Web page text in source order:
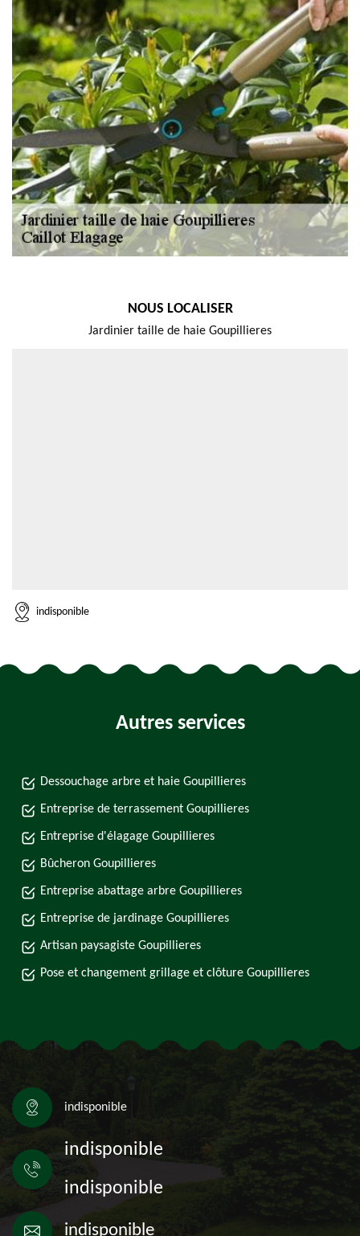
NOUS LOCALISER
Jardinier taille de haie Goupillieres
indisponible
Autres services
Dessouchage arbre et haie Goupillieres
Entreprise de terrassement Goupillieres
Entreprise d'élagage Goupillieres
Bûcheron Goupillieres
Entreprise abattage arbre Goupillieres
Entreprise de jardinage Goupillieres
Artisan paysagiste Goupillieres
Pose et changement grillage et clôture Goupillieres
indisponible
indisponible
indisponible
indisponible